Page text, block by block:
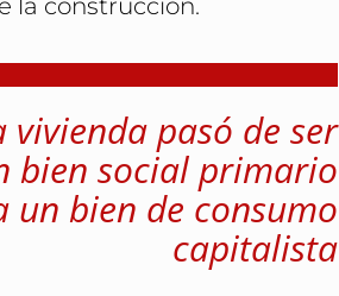
vivienda pasó de ser
bien social primario
un bien de consumo
capitalista